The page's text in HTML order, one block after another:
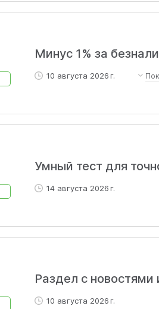
Минус 1% за
10 августа 2026 г.
Предложение
парковочные камеры,
Умный тест для
14 августа 2026 г.
Раздел с новостями
10 августа 2026 г.